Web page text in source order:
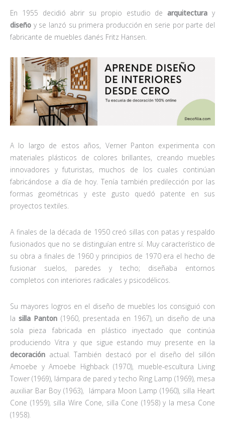
En 1955 decidió abrir su propio estudio dearquitectura y
diseño y se lanzó su primera producción en serie por parte del
fabricante de muebles danés Fritz Hansen.
A lo largo de estos años, Verner Panton experimenta con
materiales plásticos de colores brillantes, creando muebles
innovadores y futuristas, muchos de los cuales continúan
fabricándose a día de hoy. Tenía también predilección por las
formas geométricas y este gusto quedó patente en sus
proyectos textiles.
A finales de la década de 1950 creó sillas con patas y respaldo
fusionados que no se distinguían entre sí. Muy característico de
su obra a finales de 1960 y principios de 1970 era el hecho de
fusionar suelos, paredes y techo; diseñaba entornos
completos con interiores radicales y psicodélicos.
Su mayores logros en el diseño de muebles los consiguió con
lasilla Panton (1960, presentada en 1967), un diseño de una
sola pieza fabricada en plástico inyectado que continúa
produciendo Vitra y que sigue estando muy presente en la
decoración actual. También destacó por el diseño del sillón
Amoebe y Amoebe Highback (1970), mueble-escultura Living
Tower (1969), lámpara de pared y techo Ring Lamp (1969), mesa
auxiliar Bar Boy (1963), lámpara Moon Lamp (1960), silla Heart
Cone (1959), silla Wire Cone, silla Cone (1958) y la mesa Cone
(1958).